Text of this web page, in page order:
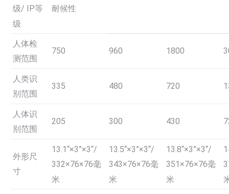
级/ IP等
级
耐候性
人体检
测范围
750 960 1800
人类识
别范围
335 480 720
人体识
别范围
205 300 430
外形尺
寸
13.1“×3”×3“/
332×76×76毫
米
13.5“×3”×3“/
343×76×76毫
米
13.8“×3”×3“/
351×76×76毫
米